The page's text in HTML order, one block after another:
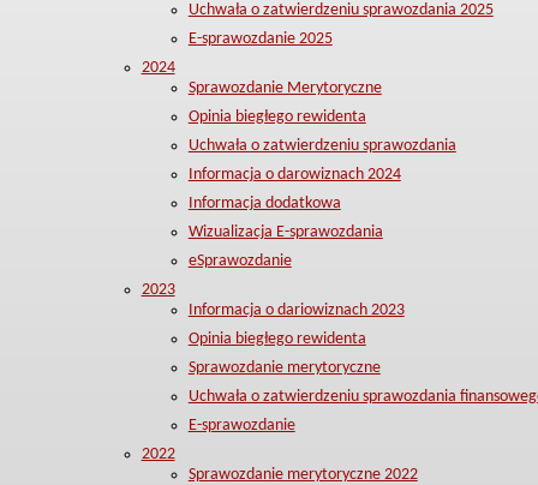
Uchwała o zatwierdzeniu sprawozdania 2025
E-sprawozdanie 2025
2024
Sprawozdanie Merytoryczne
Opinia biegłego rewidenta
Uchwała o zatwierdzeniu sprawozdania
Informacja o darowiznach 2024
Informacja dodatkowa
Wizualizacja E-sprawozdania
eSprawozdanie
2023
Informacja o dariowiznach 2023
Opinia biegłego rewidenta
Sprawozdanie merytoryczne
Uchwała o zatwierdzeniu sprawozdania
E-sprawozdanie
2022
Sprawozdanie merytoryczne 2022